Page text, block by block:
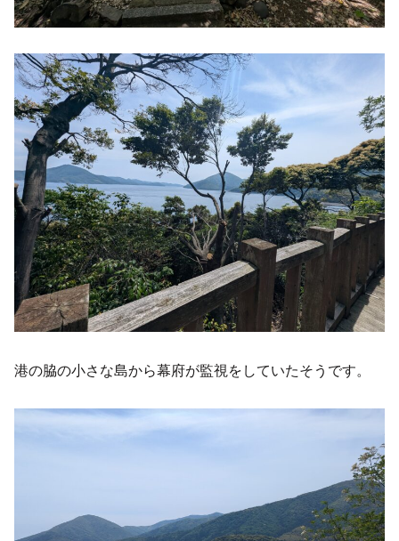
港の脇の小さな島から幕府が監視をしていたそうです。